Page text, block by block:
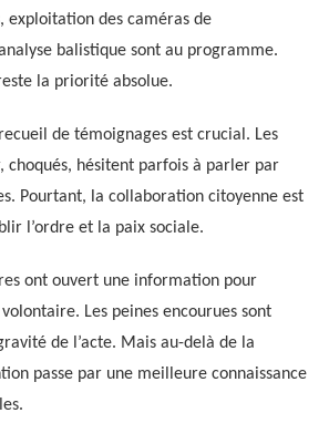
exploitation des caméras de
balistique sont au programme.
la priorité absolue.
de témoignages est crucial. Les
choqués, hésitent parfois à parler par
Pourtant, la collaboration citoyenne est
l’ordre et la paix sociale.
ont ouvert une information pour
Les peines encourues sont
de l’acte. Mais au-delà de la
passe par une meilleure connaissance